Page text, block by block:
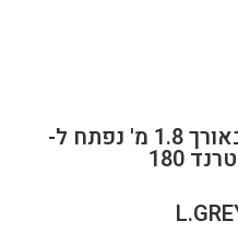
שולחן אוכל אבן קרמית באורך 1.8 מ' נפתח ל-